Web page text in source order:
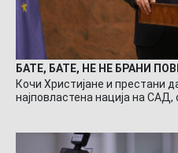
БАТЕ, БАТЕ, НЕ НЕ БРАНИ
Кочи Христијане и престани
најповластена нација на САД,